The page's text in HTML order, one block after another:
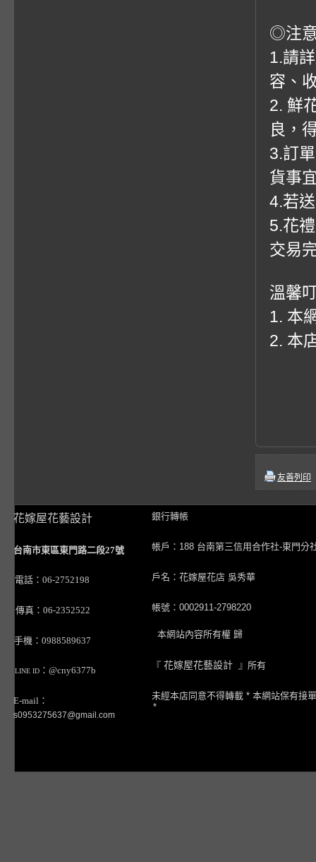
◎注
1.請
容、
2. 鮮
良，
3.訂
貨事
4.若
5.花
交易
溫馨
1. 本
2. 本
友善列印
花嫁屋花藝設計
台南市東區東門路二段27號
電話：06-2752198
傳真：06-2352522
手機：0988589637
LINE ID ：@cny6377b
E-mail：
s0953275637@gmail.com
銀行轉帳
帳戶：188 台南第三信用合作社-東門分
戶名：花嫁屋花店 吳秀華
帳號：0002911-2798220
本網站內容所有權 歸
『 花嫁屋花藝設計 』所有
未經本店同意不得轉載 * 本網站保有接
*